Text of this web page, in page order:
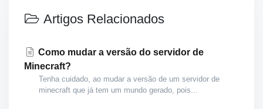
Artigos Relacionados
Como mudar a versão do servidor de
Minecraft?
Tenha cuidado, ao mudar a versão de um servidor de
minecraft que já tem um mundo gerado, pois...